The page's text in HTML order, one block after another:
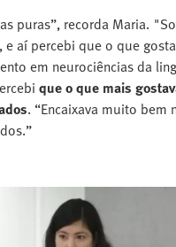
puras”, recorda Maria.
aí percebi que o que
em neurociências da
que o que mais
. “Encaixava muito